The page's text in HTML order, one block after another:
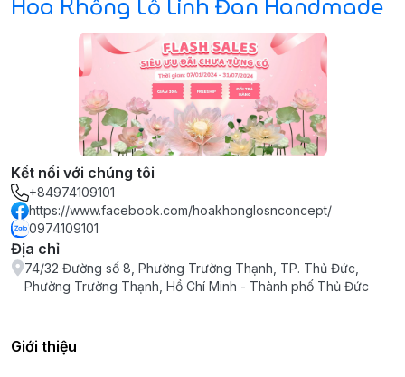
Hoa Khổng Lồ Linh Đan Handmade
Kết nối với chúng tôi
+84974109101
https://www.facebook.com/hoakhonglosnconcept/
0974109101
Địa chỉ
74/32 Đường số 8, Phường Trường Thạnh, TP. Thủ Đức,
Phường Trường Thạnh, Hồ Chí Minh - Thành phố Thủ Đức
Giới thiệu